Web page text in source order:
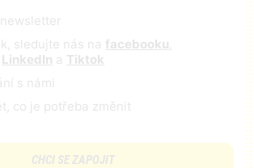
sledujte nás na facebooku
LinkedIn a Tiktok
s námi
co je potřeba změnit
CHCI SE ZAPOJIT